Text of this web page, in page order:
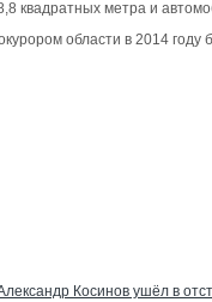
квадратных метра и
области в 2014 году
Косинов ушёл в